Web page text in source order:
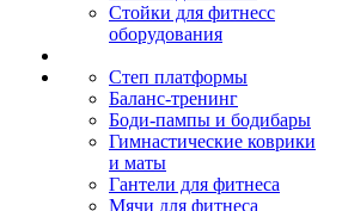
Стойки для фитнесс
оборудования
Степ платформы
Баланс-тренинг
Боди-пампы и бодибары
Гимнастические коврики
и маты
Гантели для фитнеса
Мячи для фитнеса